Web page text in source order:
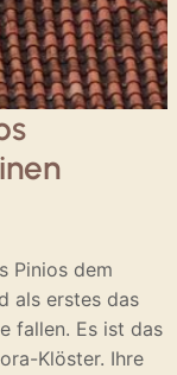
Pinios dem
als erstes das
fallen. Es ist das
Klöster. Ihre